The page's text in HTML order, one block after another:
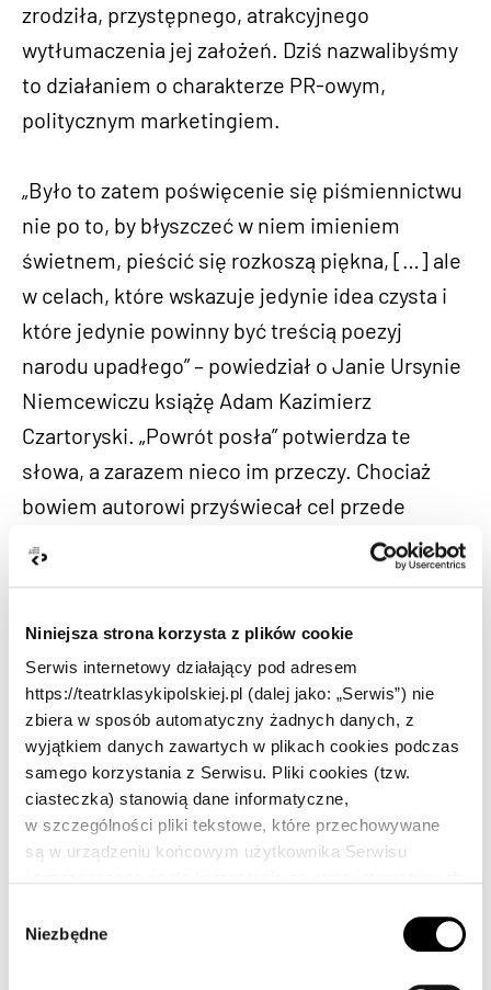
Niniejsza strona korzysta z plików cookie
Serwis internetowy działający pod adresem
https://teatrklasykipolskiej.pl (dalej jako: „Serwis”) nie
zbiera w sposób automatyczny żadnych danych, z
wyjątkiem danych zawartych w plikach cookies podczas
samego korzystania z Serwisu. Pliki cookies (tzw.
ciasteczka) stanowią dane informatyczne,
w szczególności pliki tekstowe, które przechowywane
są w urządzeniu końcowym użytkownika Serwisu
strony internetowej, z której pochodzą, czas
Niezbędne
zrodziła, przystępnego, atrakcyjnego
wytłumaczenia jej założeń. Dziś nazwalibyśmy
to działaniem o charakterze PR-owym,
politycznym marketingiem.
„Było to zatem poświęcenie się piśmiennictwu
nie po to, by błyszczeć w niem imieniem
świetnem, pieścić się rozkoszą piękna, […] ale
w celach, które wskazuje jedynie idea czysta i
które jedynie powinny być treścią poezyj
narodu upadłego” – powiedział o Janie Ursynie
Niemcewiczu książę Adam Kazimierz
Czartoryski. „Powrót posła” potwierdza te
słowa, a zarazem nieco im przeczy. Chociaż
bowiem autorowi przyświecał cel przede
wszystkim dydaktyczny, nie odmówił sobie, i
nam, pieszczot „rozkoszą piękna”. Wywołują
jesteśmy choćby w późniejszej o kilkadziesiąt
lat twórczości Aleksandra Fredry.
Czas trwania: 1h 30′